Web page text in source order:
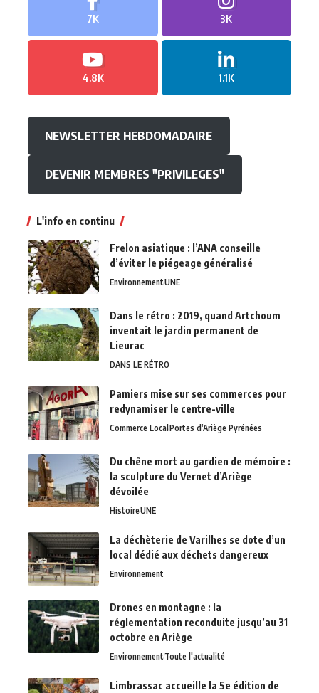
7K 3K
4.8K 1.1K
NEWSLETTER HEBDOMADAIRE
DEVENIR MEMBRES "PRIVILEGES"
L'info en continu
Frelon asiatique : l’ANA conseille
d’éviter le piégeage généralisé
EnvironnementUNE
Dans le rétro : 2019, quand Artchoum
inventait le jardin permanent de
Lieurac
DANS LE RÉTRO
Pamiers mise sur ses commerces pour
redynamiser le centre-ville
Commerce LocalPortes d’Ariège Pyrénées
Du chêne mort au gardien de mémoire :
la sculpture du Vernet d’Ariège
dévoilée
HistoireUNE
La déchèterie de Varilhes se dote d’un
local dédié aux déchets dangereux
Environnement
Drones en montagne : la
réglementation reconduite jusqu’au 31
octobre en Ariège
EnvironnementToute l'actualité
Limbrassac accueille la 5e édition de